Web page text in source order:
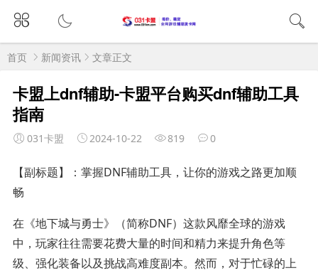
首页 新闻资讯 文章正文
卡盟上dnf辅助-卡盟平台购买dnf辅助工具
指南
031卡盟 2024-10-22 819 0
【副标题】：掌握DNF辅助工具，让你的游戏之路更加顺
畅
在《地下城与勇士》（简称DNF）这款风靡全球的游戏
中，玩家往往需要花费大量的时间和精力来提升角色等
级、强化装备以及挑战高难度副本。然而，对于忙碌的上